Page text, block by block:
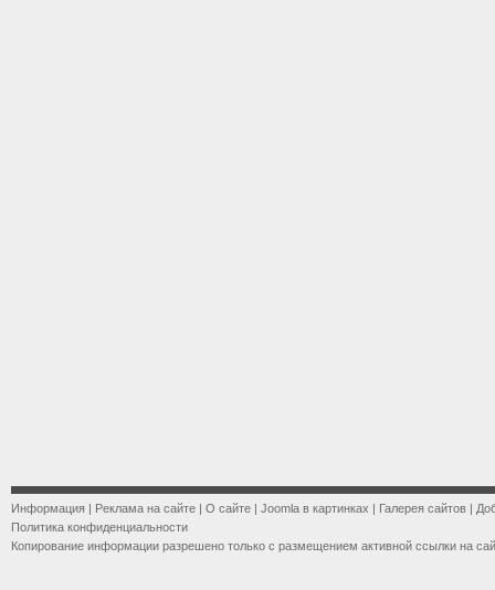
Информация | Реклама на сайте | О сайте | Joomla в картинках | Галерея сайтов |
Политика конфиденциальности
Копирование информации разрешено только с размещением активной ссылки на